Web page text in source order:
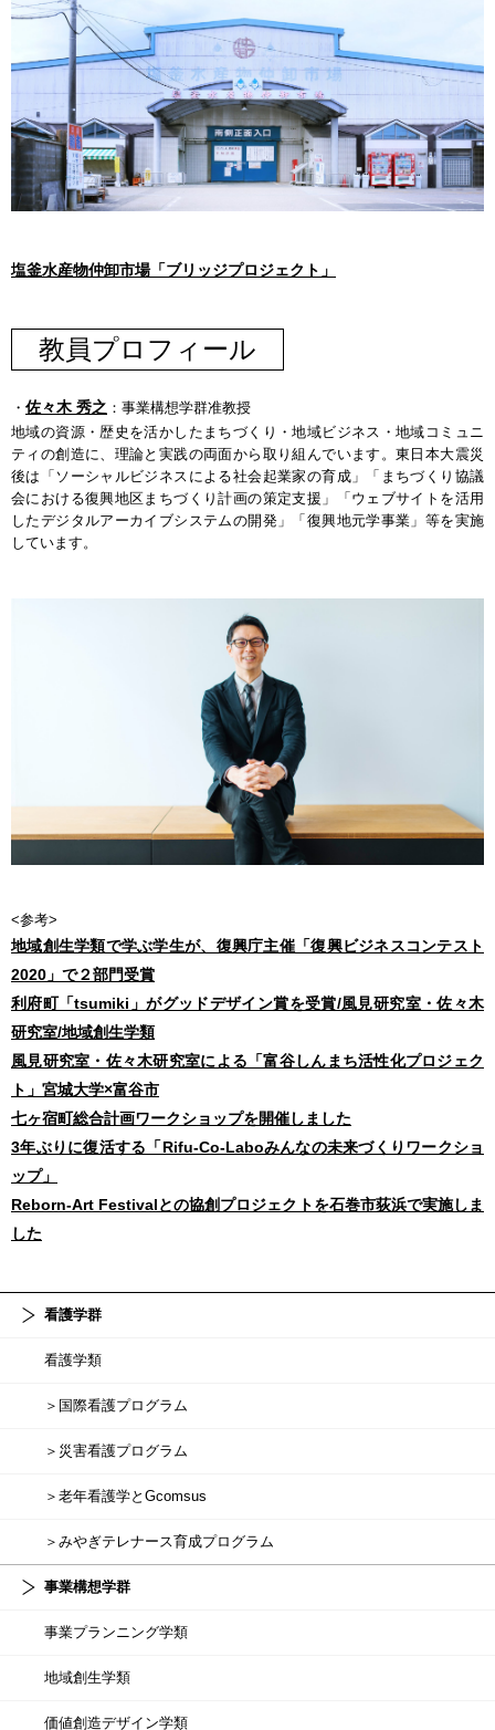
塩釜水産物仲卸市場「ブリッジプロジェクト」
教員プロフィール
・ 佐々木 秀之 ：事業構想学群准教授
地域の資源・歴史を活かしたまちづくり・地域ビジネス・地域コミュニ
ティの創造に、理論と実践の両面から取り組んでいます。東日本大震災
後は「ソーシャルビジネスによる社会起業家の育成」「まちづくり協議
会における復興地区まちづくり計画の策定支援」「ウェブサイトを活用
したデジタルアーカイブシステムの開発」「復興地元学事業」等を実施
しています。
<参考>
地域創生学類で学ぶ学生が、復興庁主催「復興ビジネスコンテスト
2020」で２部門受賞
利府町「tsumiki」がグッドデザイン賞を受賞/風見研究室・佐々木
研究室/地域創生学類
風見研究室・佐々木研究室による「富谷しんまち活性化プロジェク
ト」宮城大学×富谷市
七ヶ宿町総合計画ワークショップを開催しました
3年ぶりに復活する「Rifu-Co-Laboみんなの未来づくりワークショ
ップ」
Reborn-Art Festivalとの協創プロジェクトを石巻市荻浜で実施しま
した
看護学群
看護学類
＞国際看護プログラム
＞災害看護プログラム
＞老年看護学とGcomsus
＞みやぎテレナース育成プログラム
事業構想学群
事業プランニング学類
地域創生学類
価値創造デザイン学類